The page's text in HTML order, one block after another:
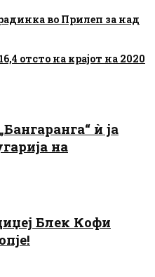
во Прилеп за над
отсто на крајот на 2020
ѝ ја
на
Блек Кофи